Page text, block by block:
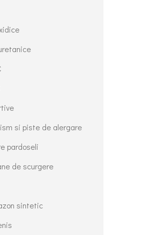
si piste de alergare
pardoseli
de scurgere
sintetic